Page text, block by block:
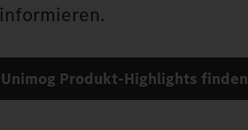
informieren.
Unimog Produkt-Highlights finden